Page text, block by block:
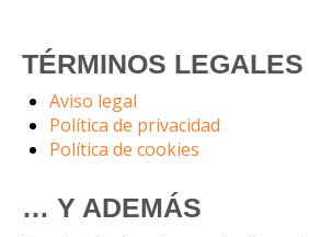
TÉRMINOS LEGALES
Aviso legal
Política de privacidad
Política de cookies
… Y ADEMÁS